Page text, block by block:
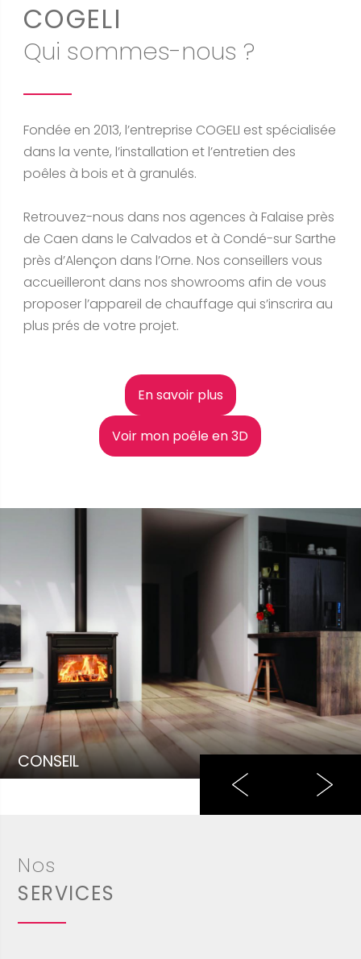
COGELI
Qui sommes-nous ?
Fondée en 2013, l’entreprise COGELI est spécialisée
dans la vente, l’installation et l’entretien des
poêles à bois et à granulés.
Retrouvez-nous dans nos agences à Falaise près
de Caen dans le Calvados et à Condé-sur Sarthe
près d’Alençon dans l’Orne. Nos conseillers vous
accueilleront dans nos showrooms afin de vous
proposer l’appareil de chauffage qui s’inscrira au
plus prés de votre projet.
En savoir plus
Voir mon poêle en 3D
CONSEIL
Nos
SERVICES